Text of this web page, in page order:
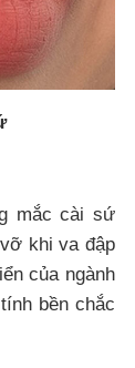
mắc cài sứ
khi va đập
của ngành
bền chắc